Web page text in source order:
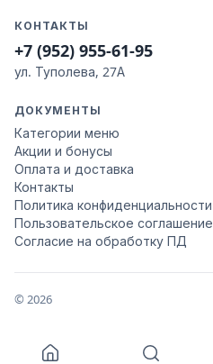
КОНТАКТЫ
+7 (952) 955-61-95
ул. Туполева, 27А
ДОКУМЕНТЫ
Категории меню
Акции и бонусы
Оплата и доставка
Контакты
Политика конфиденциальности
Пользовательское соглашение
Согласие на обработку ПД
© 2026